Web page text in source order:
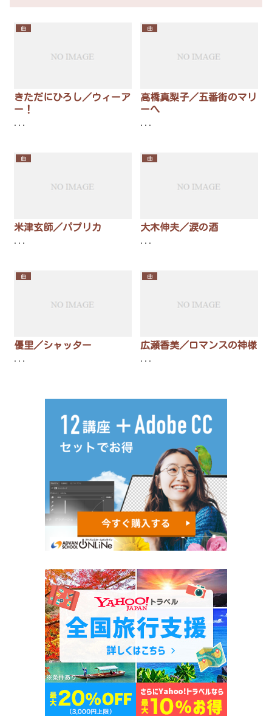
曲
きただにひろし／ウィーア
ー！
...
曲
高橋真梨子／五番街のマリ
ーへ
...
曲
米津玄師／パプリカ
...
曲
大木伸夫／涙の酒
...
曲
優里／シャッター
...
曲
広瀬香美／ロマンスの神様
...